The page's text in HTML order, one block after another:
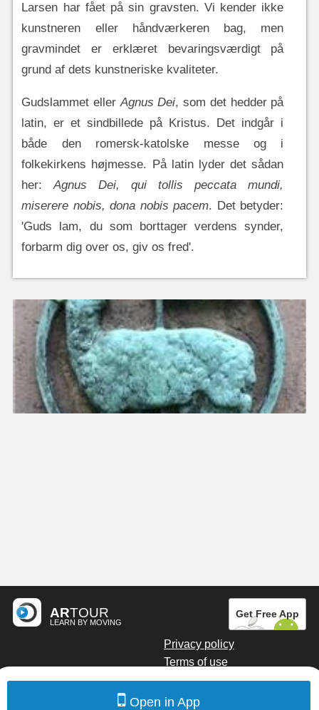
Open in App
Larsen har fået på sin gravsten. Vi kender ikke
kunstneren eller håndværkeren bag, men
gravmindet er erklæret bevaringsværdigt på
grund af dets kunstneriske kvaliteter.
Gudslammet ellerAgnus Dei, som det hedder på
latin, er et sindbillede på Kristus. Det indgår i
både den romersk-katolske messe og i
folkekirkens højmesse. På latin lyder det sådan
her:Agnus Dei, qui tollis peccata mundi,
miserere nobis, dona nobis pacem. Det betyder:
'Guds lam, du som borttager verdens synder,
forbarm dig over os, giv os fred'.
ARTOUR
LEARN BY MOVING
Get Free App
Privacy policy
Terms of use
Digital marketing by Kainoto